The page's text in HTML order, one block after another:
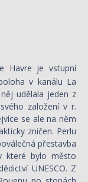
Havre je vstupní
v kanálu La
udělala jeden z
založení v r.
se ale na něm
zničen. Perlu
přestavba
které bylo město
UNESCO. Z